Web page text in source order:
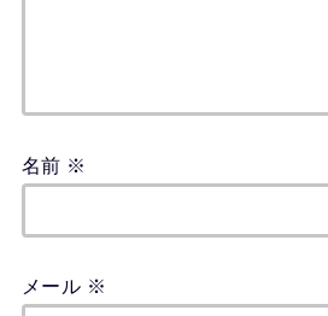
名前 ※
メール ※